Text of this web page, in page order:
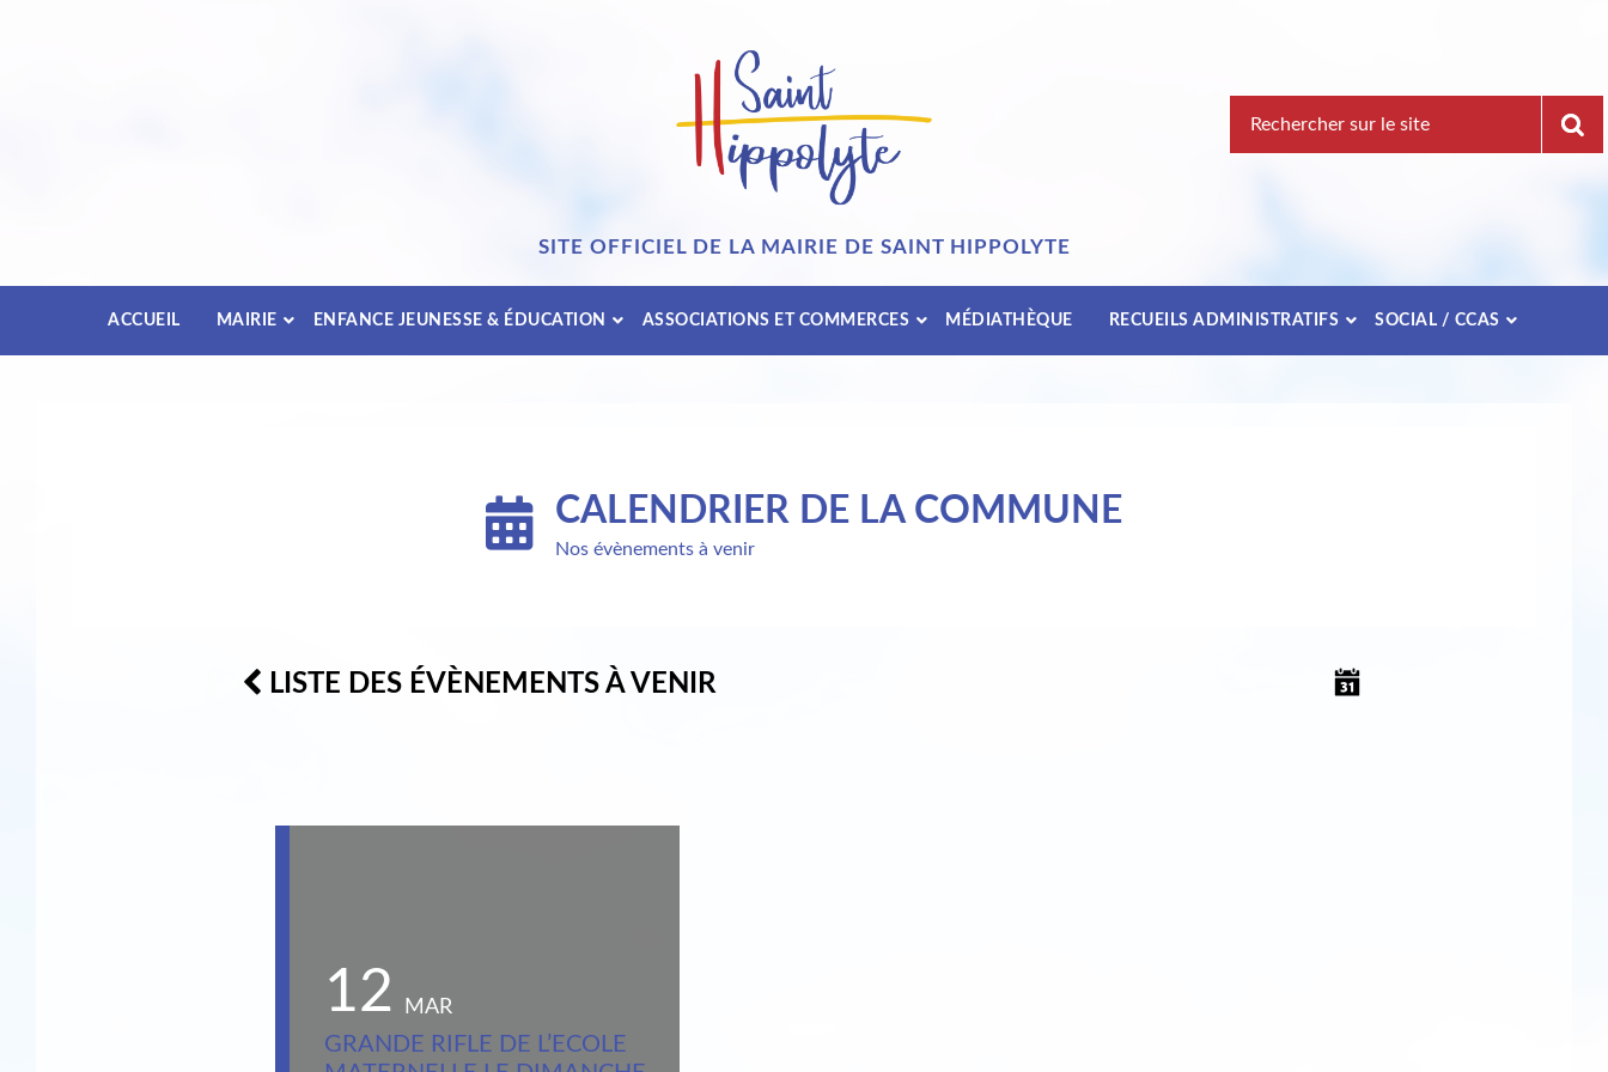
pour
SITE OFFICIEL DE LA MAIRIE DE SAINT HIPPOLYTE
ACCUEIL MAIRIE ENFANCE JEUNESSE & ÉDUCATION ASSOCIATIONS ET COMMERCES MÉDIATHÈQUE RECUEILS ADMINISTRATIFS SOCIAL / CCAS
CALENDRIER DE LA COMMUNE
Nos évènements à venir
LISTE DES ÉVÈNEMENTS À VENIR
12 MAR
GRANDE RIFLE DE L’ECOLE